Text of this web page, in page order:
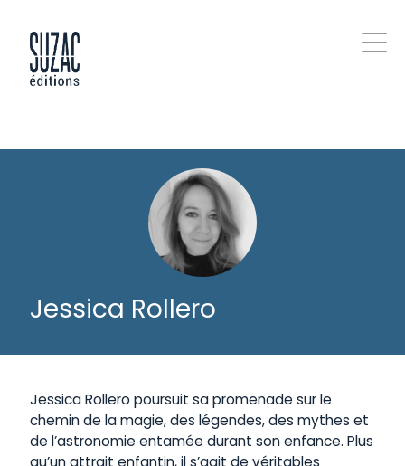
Jessica Rollero
Jessica Rollero poursuit sa promenade sur le
chemin de la magie, des légendes, des mythes et
de l’astronomie entamée durant son enfance. Plus
qu’un attrait enfantin, il s’agit de véritables